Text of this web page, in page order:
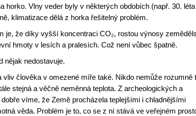
horko. Vlny veder byly v některých obdobích (např. 30.
klimatizace dělá z horka řešitelný problém.
je, že díky vyšší koncentraci CO₂, rostou výnosy
hmoty v lesích a pralesích. Což není vůbec špatně.
nějak nedostavuje.
vliv člověka v omezené míře také. Nikdo nemůže rozumně
stejná a věčně neměnná teplota. Z archeologických a
víme, že Země procházela teplejšími i chladnějšími
věda. Problém je to, co se z ní stává ve veřejném